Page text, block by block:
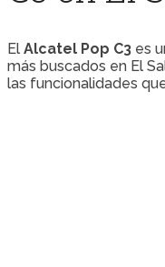
El Alcatel Pop C3 es
más buscados en El
las funcionalidades